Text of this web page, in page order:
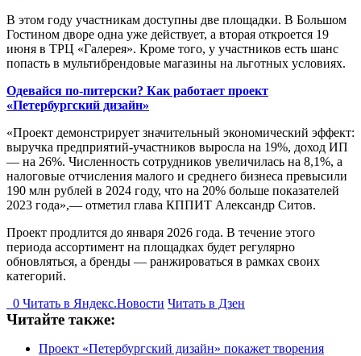
В этом году участникам доступны две площадки. В Большом
Гостином дворе одна уже действует, а вторая откроется 19
июня в ТРЦ «Галерея». Кроме того, у участников есть шанс
попасть в мультибрендовые магазины на льготных условиях.
Одевайся по-питерски? Как работает проект
«Петербургский дизайн»
«Проект демонстрирует значительный экономический эффект:
выручка предприятий-участников выросла на 19%, доход ИП
— на 26%. Численность сотрудников увеличилась на 8,1%, а
налоговые отчисления малого и среднего бизнеса превысили
190 млн рублей в 2024 году, что на 20% больше показателей
2023 года»,— отметил глава КППИТ Александр Ситов.
Проект продлится до января 2026 года. В течение этого
периода ассортимент на площадках будет регулярно
обновляться, а бренды — ранжироваться в рамках своих
категорий.
0 Читать в Яндекс.Новости Читать в Дзен
Читайте также:
Проект «Петербургский дизайн» покажет творения